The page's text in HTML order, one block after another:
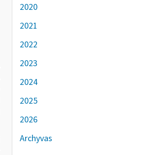
2020
2021
2022
2023
2024
2025
2026
Archyvas